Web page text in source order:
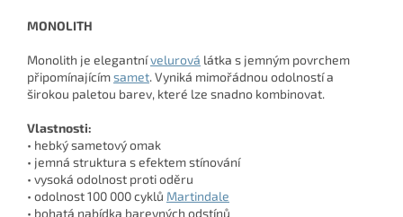
MONOLITH
Monolith je elegantnívelurová látka s jemným povrchem
připomínajícímsamet. Vyniká mimořádnou odolností a
širokou paletou barev, které lze snadno kombinovat.
Vlastnosti:
• hebký sametový omak
• jemná struktura s efektem stínování
• vysoká odolnost proti oděru
• odolnost 100 000 cyklů Martindale
• bohatá nabídka barevných odstínů